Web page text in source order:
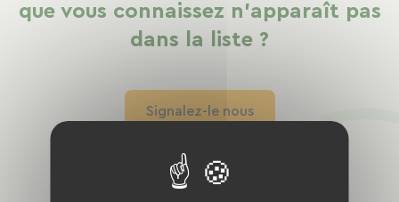
que vous connaissez n'apparaît pas
dans la liste ?
Signalez-le nous